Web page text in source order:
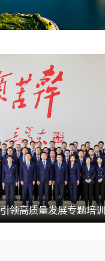
领高质量发展专题培训